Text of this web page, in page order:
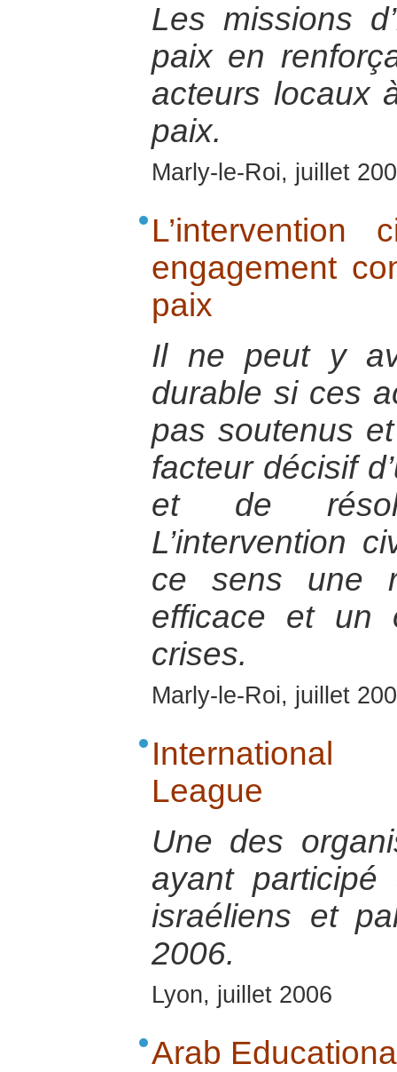
Les missions
paix en
acteurs locaux
paix.
Marly-le-Roi, juillet
engagement
paix
Il ne peut y
durable si ces
pas soutenus
facteur décisif
et de
L’intervention
ce sens une
efficace et un
crises.
Marly-le-Roi, juillet
International
League
Une des
ayant
israéliens et
2006.
Lyon, juillet 2006
Arab